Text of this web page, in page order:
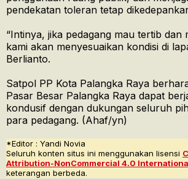
pendekatan toleran tetap
“Intinya, jika pedagang mau tertib dan
kami akan menyesuaikan kondisi di
Berlianto.
Satpol PP Kota Palangka Raya
Pasar Besar Palangka Raya dapat
kondusif dengan dukungan seluruh
para pedagang. (Ahaf/yn)
*Editor : Yandi Novia
Seluruh konten situs ini menggunakan lisensi
Attribution-NonCommercial 4.0
keterangan berbeda.